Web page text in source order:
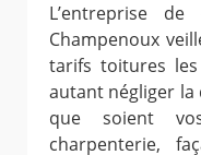
L’entreprise
Champenoux
tarifs toitures
autant négliger la
que soient
charpenterie,